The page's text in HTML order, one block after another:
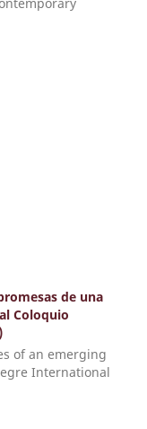
de una
Coloquio
of an emerging
International